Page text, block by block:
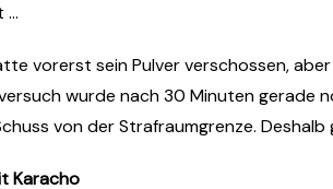
…
vorerst sein Pulver verschossen,
wurde nach 30 Minuten gerade
von der Strafraumgrenze. Deshalb
Karacho